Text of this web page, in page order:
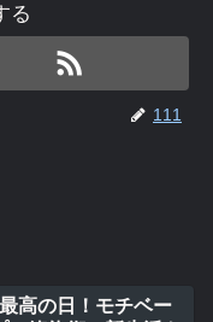
る
111
高の日！モチベー